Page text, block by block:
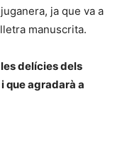
ja que va a
manuscrita.
delícies dels
que agradarà a